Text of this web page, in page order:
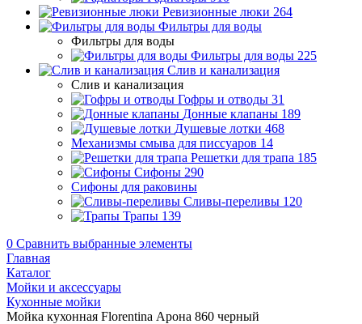
Ревизионные люки 264
Фильтры для воды
Фильтры для воды
Фильтры для воды 225
Слив и канализация
Слив и канализация
Гофры и отводы 31
Донные клапаны 189
Душевые лотки 468
Механизмы смыва для писсуаров 14
Решетки для трапа 185
Сифоны 290
Сифоны для раковины
Сливы-переливы 120
Трапы 139
0 Сравнить выбранные элементы
Главная
Каталог
Мойки и аксессуары
Кухонные мойки
Мойка кухонная Florentina Арона 860 черный